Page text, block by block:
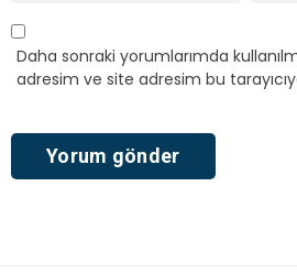
Daha sonraki yorumlarımda
adresim ve site adresim bu